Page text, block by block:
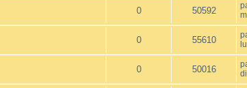
0 50592
0 55610
0 50016